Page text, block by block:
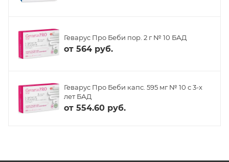
Геварус Про Беби пор. 2 г № 10 БАД
от 564 руб.
Геварус Про Беби капс. 595 мг № 10 с 3-х
лет БАД
от 554.60 руб.